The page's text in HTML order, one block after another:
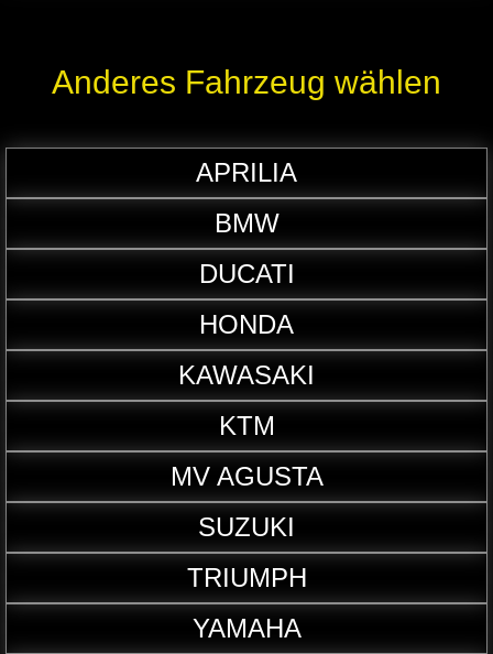
Anderes Fahrzeug wählen
APRILIA
BMW
DUCATI
HONDA
KAWASAKI
KTM
MV AGUSTA
SUZUKI
TRIUMPH
YAMAHA